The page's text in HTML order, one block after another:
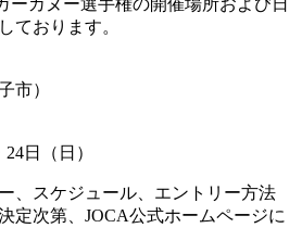
ーカヌー選手権の開催場所および日
ております。
市）
日（日）
、スケジュール、エントリー方法
定次第、JOCA公式ホームページに